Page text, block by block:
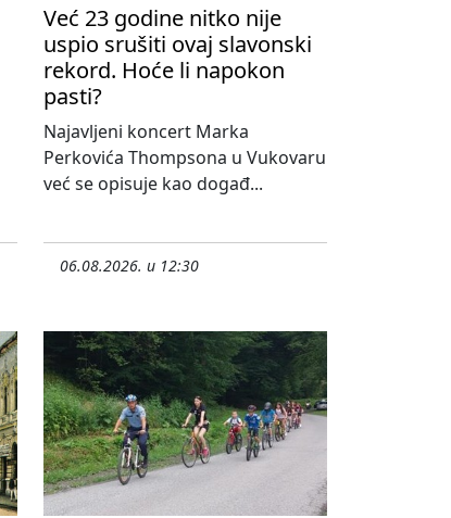
Već 23 godine nitko nije
uspio srušiti ovaj slavonski
rekord. Hoće li napokon
pasti?
Najavljeni koncert Marka
Perkovića Thompsona u Vukovaru
već se opisuje kao događ...
06.08.2026. u 12:30